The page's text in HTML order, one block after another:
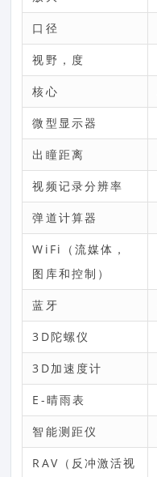
口径
视野，度
核心
微型显示器
出瞳距离
视频记录分辨率
弹道计算器
WiFi（流媒体，
图库和控制）
蓝牙
3D陀螺仪
3D加速度计
E-晴雨表
智能测距仪
RAV（反冲激活视